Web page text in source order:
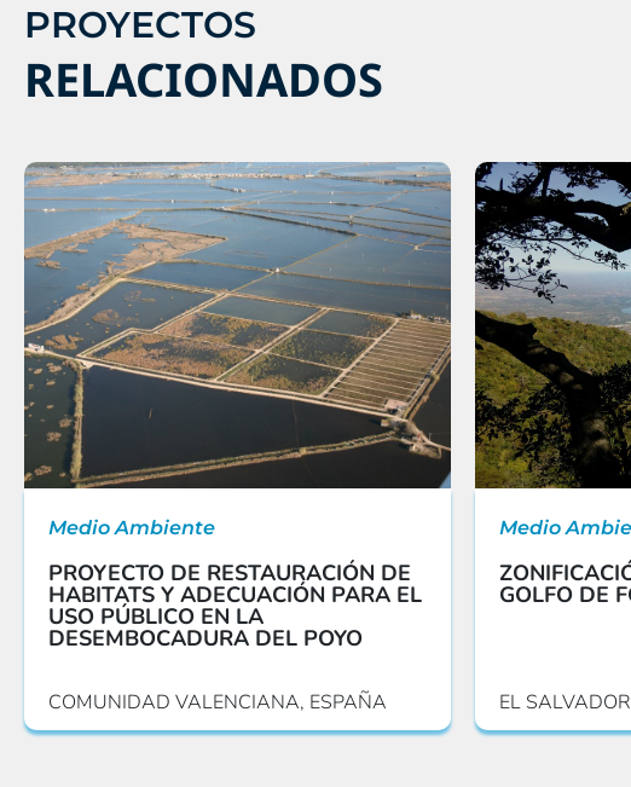
PROYECTOS
RELACIONADOS
Medio Ambiente
PROYECTO DE RESTAURACIÓN DE
HABITATS Y ADECUACIÓN PARA EL
USO PÚBLICO EN LA
DESEMBOCADURA DEL POYO
COMUNIDAD VALENCIANA, ESPAÑA
Medio
GOLFO DE
EL SALVADOR